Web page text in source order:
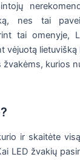
nes tai
tai omenyje,
vėjuotą lietuvišką
kurios
ir skaitėte
LED žvakių